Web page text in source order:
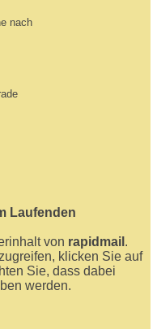
nach
Laufenden
von rapidmail .
klicken Sie auf
Sie, dass dabei
werden.